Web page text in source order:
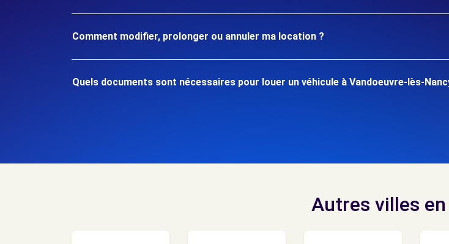
Comment modifier, prolonger ou annuler ma location ?
Quels documents sont nécessaires pour louer un véhicule à Vandoeuvre-lès-
Autres villes